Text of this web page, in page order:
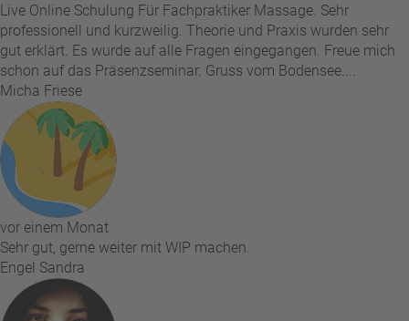
Live Online Schulung Für Fachpraktiker Massage. Sehr
professionell und kurzweilig. Theorie und Praxis wurden sehr
gut erklärt. Es wurde auf alle Fragen eingegangen. Freue mich
schon auf das Präsenzseminar. Gruss vom Bodensee....
Micha Friese
vor einem Monat
Sehr gut, gerne weiter mit WIP machen.
Engel Sandra